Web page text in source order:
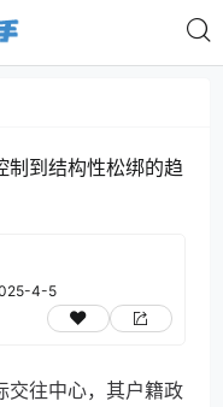
制到结构性松绑的趋
4-5
交往中心，其户籍政